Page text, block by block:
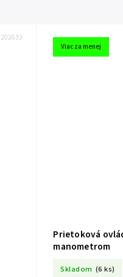
Viac za menej
Prietoková
manometrom
Skladom (6 ks)